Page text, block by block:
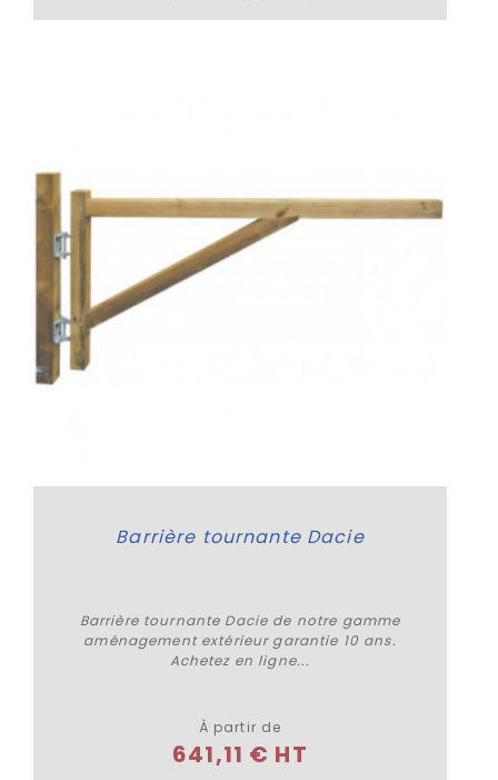
Plus de détails
Barrière tournante Dacie
Barrière tournante Dacie de notre gamme
aménagement extérieur garantie 10 ans.
Achetez en ligne...
À partir de
641,11 € HT